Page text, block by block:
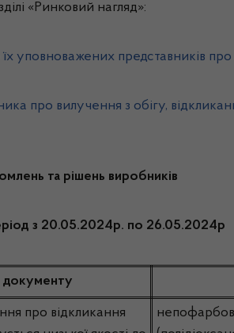
«Ринковий нагляд»:
уповноважених представників
про вилучення з обігу,
та рішень виробників
з 20.05.2024р. по 26.05.2024р
документу
про відкликання